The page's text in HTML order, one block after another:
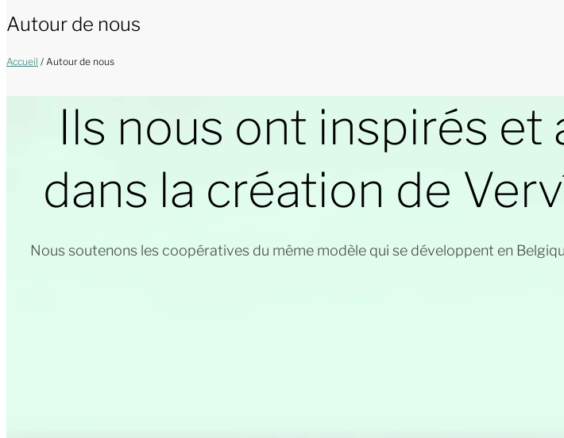
Autour de nous
Accueil / Autour de nous
Ils nous ont inspirés et
dans la création de
Nous soutenons les coopératives du même modèle qui se développent en